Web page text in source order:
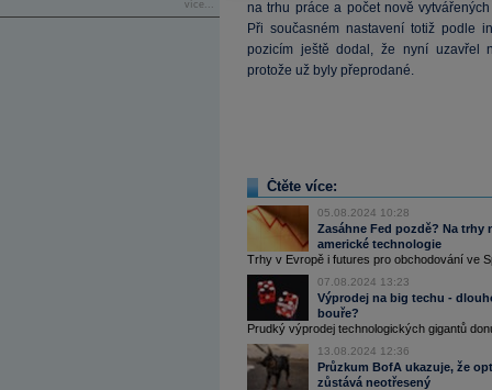
více...
na trhu práce a počet nově
Při současném nastavení totiž podle
pozicím ještě dodal, že nyní uzavřel
protože už byly přeprodané.
Čtěte více:
05.08.2024 10:28
Zasáhne Fed pozdě? Na
americké technologie
Trhy v Evropě i futures pro obchodování ve
07.08.2024 13:23
Výprodej na big techu -
bouře?
Prudký výprodej technologických gigantů
13.08.2024 12:36
Průzkum BofA ukazuje, že
zůstává neotřesený